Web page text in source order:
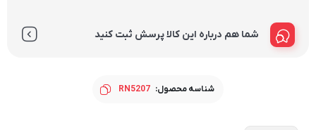
شما هم درباره این کالا پرسش ثبت کنید
شناسه محصول: RN5207